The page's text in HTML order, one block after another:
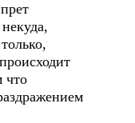
что